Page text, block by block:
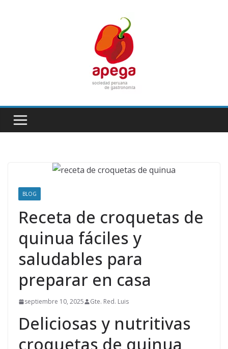
BLOG
Receta de croquetas de
quinua fáciles y
saludables para
preparar en casa
septiembre 10, 2025 Gte. Red. Luis
Deliciosas y nutritivas
croquetas de quinua